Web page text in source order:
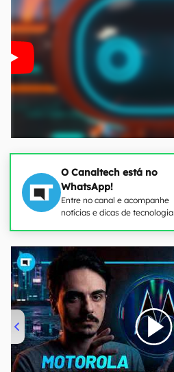
O Canaltech está no
WhatsApp!
Entre no canal e acompanhe
notícias e dicas de tecnologia